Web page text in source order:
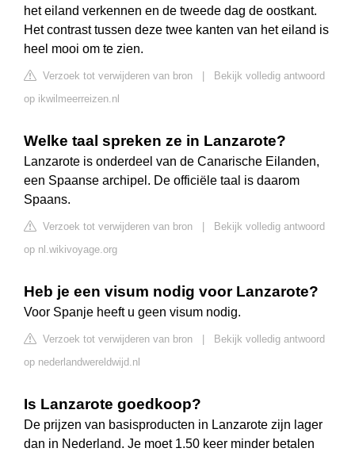
het eiland verkennen en de tweede dag de oostkant.
Het contrast tussen deze twee kanten van het eiland is
heel mooi om te zien.
Verzoek tot verwijderen van bron
Bekijk volledig antwoord
op ikwilmeerreizen.nl
Welke taal spreken ze in Lanzarote?
Lanzarote is onderdeel van de Canarische Eilanden,
een Spaanse archipel. De officiële taal is daarom
Spaans.
Verzoek tot verwijderen van bron
Bekijk volledig antwoord
op nl.wikivoyage.org
Heb je een visum nodig voor Lanzarote?
Voor Spanje heeft u geen visum nodig.
Verzoek tot verwijderen van bron
Bekijk volledig antwoord
op nederlandwereldwijd.nl
Is Lanzarote goedkoop?
De prijzen van basisproducten in Lanzarote zijn lager
dan in Nederland. Je moet 1.50 keer minder betalen